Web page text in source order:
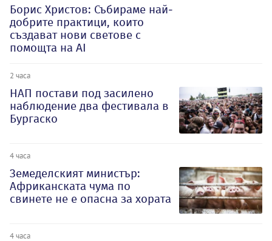
Борис Христов: Събираме най-
добрите практици, които
създават нови светове с
помощта на AI
2 часа
НАП постави под засилено
наблюдение два фестивала в
Бургаско
4 часа
Земеделският министър:
Африканската чума по
свинете не е опасна за хората
4 часа